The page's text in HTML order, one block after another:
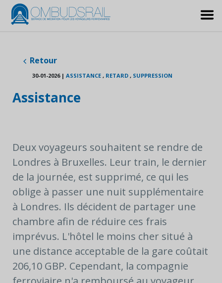
Retour
30-01-2026 | ASSISTANCE , RETARD , SUPPRESSION
Assistance
Deux voyageurs souhaitent se rendre de
Londres à Bruxelles. Leur train, le dernier
de la journée, est supprimé, ce qui les
oblige à passer une nuit supplémentaire
à Londres. Ils décident de partager une
chambre afin de réduire ces frais
imprévus. L'hôtel le moins cher situé à
une distance acceptable de la gare coûtait
206,10 GBP. Cependant, la compagnie